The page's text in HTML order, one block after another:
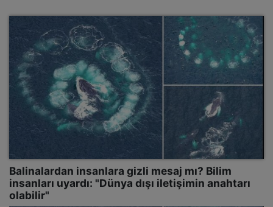
Balinalardan insanlara gizli mesaj mı? Bilim
insanları uyardı: "Dünya dışı iletişimin anahtarı
olabilir"